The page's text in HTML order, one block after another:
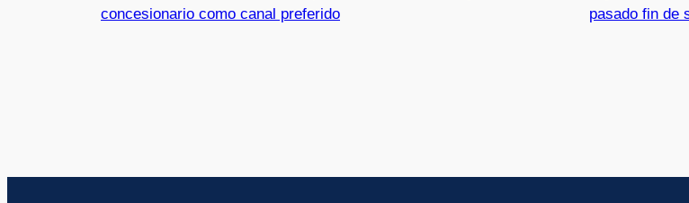
concesionario como canal preferido
pasado fin de